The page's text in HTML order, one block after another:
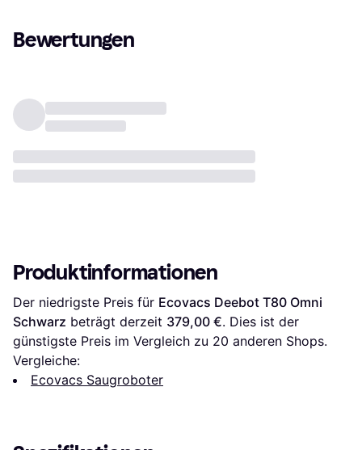
Bewertungen
Produktinformationen
Der niedrigste Preis für Ecovacs Deebot T80 Omni
Schwarz beträgt derzeit 379,00 €. Dies ist der
günstigste Preis im Vergleich zu 20 anderen Shops.
Vergleiche:
Ecovacs Saugroboter